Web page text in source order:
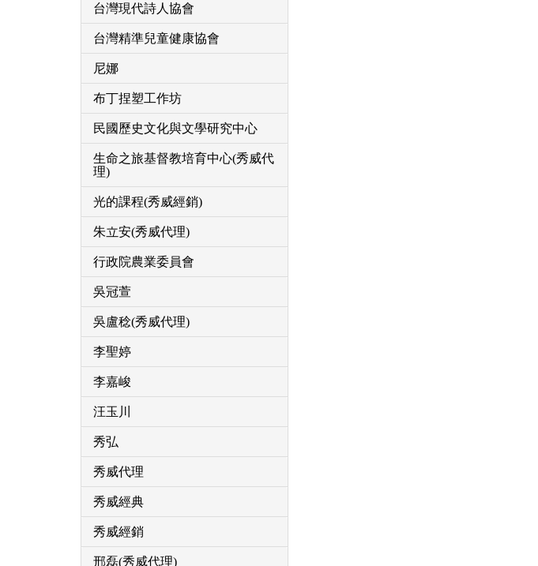
台灣現代詩人協會
台灣精準兒童健康協會
尼娜
布丁捏塑工作坊
民國歷史文化與文學研究中心
生命之旅基督教培育中心(秀威代
理)
光的課程(秀威經銷)
朱立安(秀威代理)
行政院農業委員會
吳冠萱
吳盧稔(秀威代理)
李聖婷
李嘉峻
汪玉川
秀弘
秀威代理
秀威經典
秀威經銷
邢磊(秀威代理)